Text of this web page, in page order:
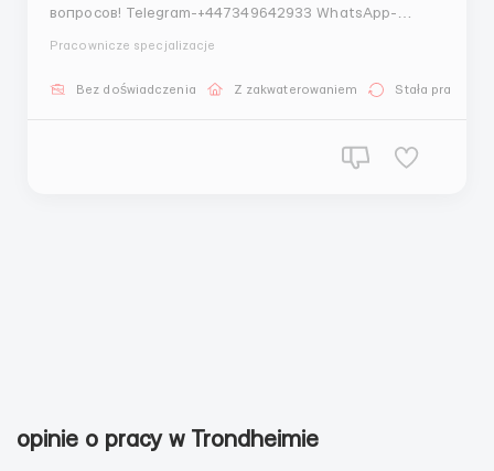
вопросов! Telegram-+447349642933 WhatsApp-
кондитерских изделий высочайшего качества.
Pracownicze specjalizacje
Bez doświadczenia Z zakwaterowaniem Stała praca
opinie o pracy w Trondheimie